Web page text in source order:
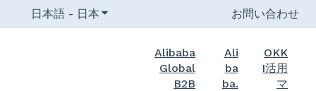
日本語 - 日本 翻訳のサブメニューを表示お問い合わせ
Alibaba
Global
B2B
Ali
ba
ba.
OKK
I活用
マ